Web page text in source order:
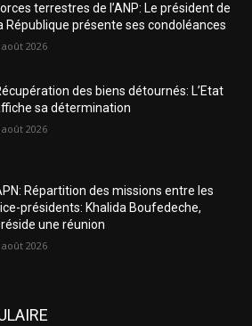
terrestres de l’ANP: Le président de
République présente ses condoléances
août 2026
des biens détournés: L’Etat
sa détermination
août 2026
Répartition des missions entre les
présidents: Khalida Boufedeche,
une réunion
août 2026